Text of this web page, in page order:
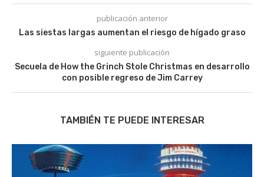
publicación anterior
Las siestas largas aumentan el riesgo de hígado graso
siguiente publicación
Secuela de How the Grinch Stole Christmas en desarrollo
con posible regreso de Jim Carrey
TAMBIÉN TE PUEDE INTERESAR